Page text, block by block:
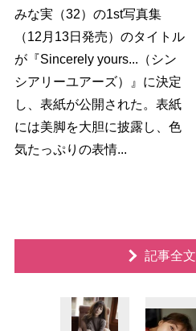
みな実（32）の1st写真集
（12月13日発売）のタイトル
が『Sincerely yours...（シン
シアリーユアーズ）』に決定
し、表紙が公開された。表紙
には美脚を大胆に披露し、色
気たっぷりの表情...
記事全